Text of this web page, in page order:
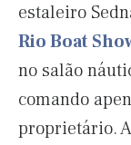
estaleiro
Rio Boat
no salão
comando
proprietário.